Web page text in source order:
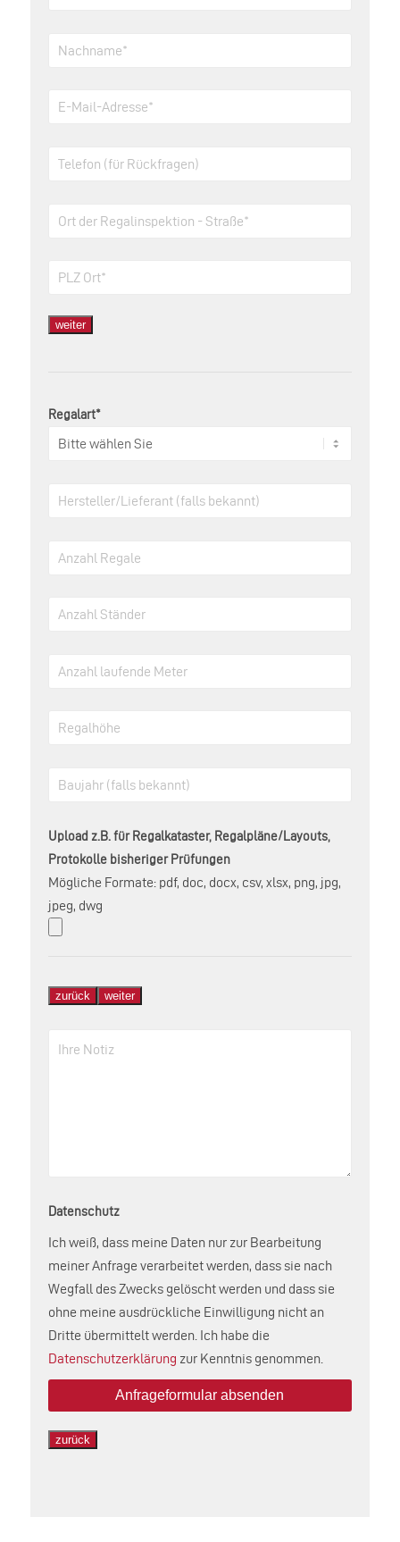
weiter
Regalart*
Upload z.B. für Regalkataster, Regalpläne/Layouts,
Protokolle bisheriger Prüfungen
Mögliche Formate: pdf, doc, docx, csv, xlsx, png, jpg,
jpeg, dwg
zurück weiter
Datenschutz
Ich weiß, dass meine Daten nur zur Bearbeitung
meiner Anfrage verarbeitet werden, dass sie nach
Wegfall des Zwecks gelöscht werden und dass sie
ohne meine ausdrückliche Einwilligung nicht an
Dritte übermittelt werden. Ich habe die
Datenschutzerklärung zur Kenntnis genommen.
zurück